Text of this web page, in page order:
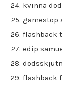
kvinna
gamestop
flashback
edip
flashback